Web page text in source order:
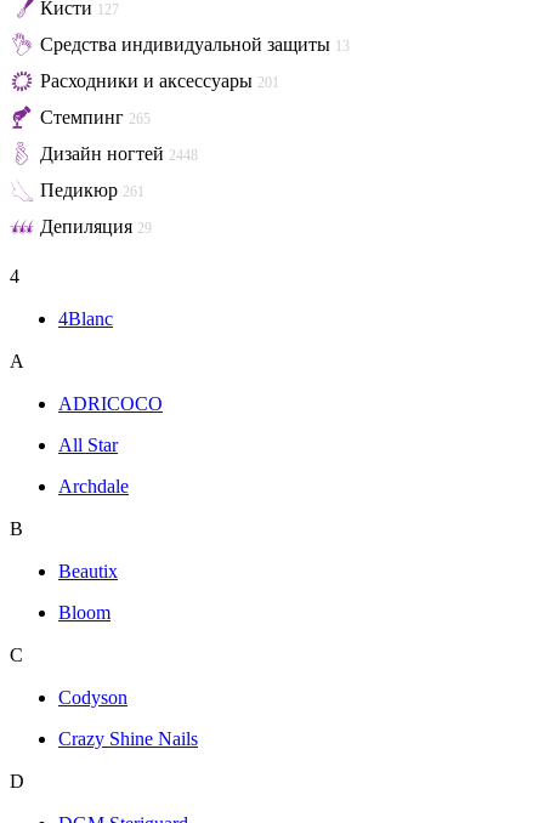
Кисти 127
Средства индивидуальной защиты 13
Расходники и аксессуары 201
Стемпинг 265
Дизайн ногтей 2448
Педикюр 261
Депиляция 29
4
4Blanc
A
ADRICOCO
All Star
Archdale
B
Beautix
Bloom
C
Codyson
Crazy Shine Nails
D